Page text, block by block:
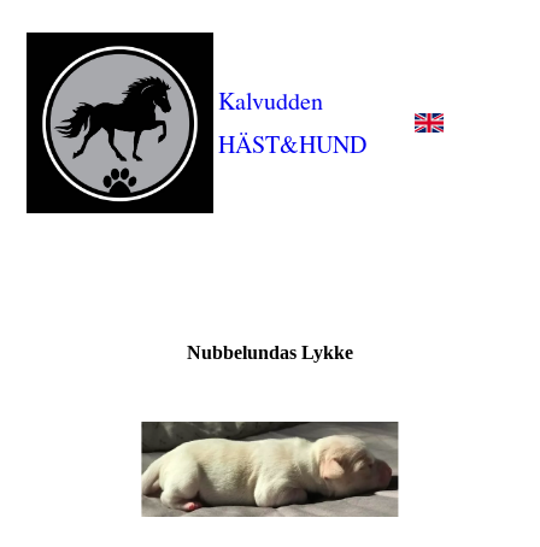
Kalvudden
HÄST&HUND
Nubbelundas Lykke